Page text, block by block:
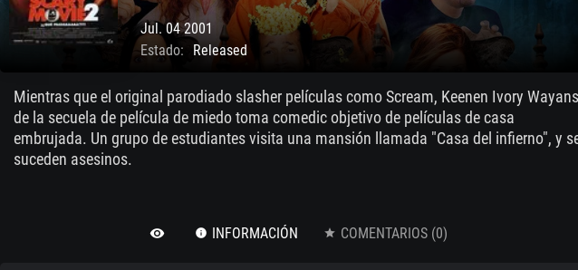
Jul. 04 2001
Estado:
Released
Mientras que el original parodiado slasher películas como Scream, Keenen Ivory Wayans
de la secuela de película de miedo toma comedic objetivo de películas de casa
embrujada. Un grupo de estudiantes visita una mansión llamada "Casa del infierno", y
suceden asesinos.
remove_red_eye info INFORMACIÓN star COMENTARIOS (0)